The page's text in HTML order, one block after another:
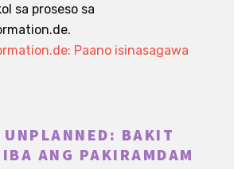
sa proseso sa
Paano isinasagawa
UNPLANNED: BAKIT
ANG PAKIRAMDAM